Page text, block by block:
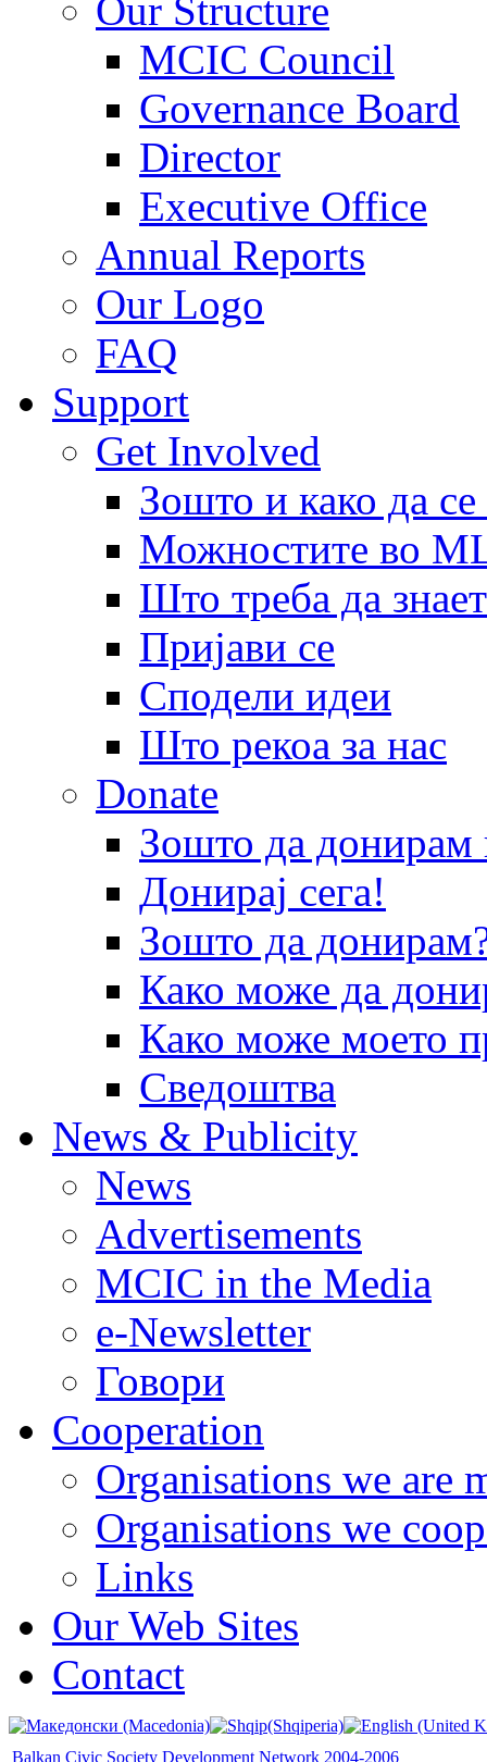
Our Structure
MCIC Council
Governance Board
Director
Executive Office
Annual Reports
Our Logo
FAQ
Support
Get Involved
Зошто и како да
Можностите во
Што треба да
Пријави се
Сподели идеи
Што рекоа за нас
Donate
Зошто да
Донирај сега!
Зошто да
Како може да
Како може моето
Сведоштва
News & Publicity
News
Advertisements
MCIC in the Media
e-Newsletter
Говори
Cooperation
Organisations we are
Organisations we
Links
Our Web Sites
Contact
Balkan Civic Society Development Network 2004-2006